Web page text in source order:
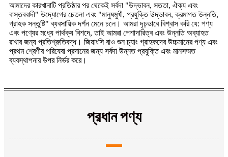
আমাদের কারখানাটি প্রতিষ্ঠার পর থেকেই সর্বদা "উদ্ভাবন, সততা, ঐক্য এবং
বাস্তববাদী" উদ্যোগের চেতনা এবং "মানুষমুখী, প্রযুক্তি উদ্ভাবন, ক্রমাগত উন্নতি,
গ্রাহক সন্তুষ্টি" ব্যবসায়িক দর্শন মেনে চলে। আমরা দৃঢ়ভাবে বিশ্বাস করি যে: পণ্য
এবং পণ্যের মধ্যে পার্থক্য বিশদে, তাই আমরা পেশাদারিত্ব এবং উন্নতি অব্যাহত
রাখার জন্য প্রতিশ্রুতিবদ্ধ। জিয়াংসি বাও শুন চ্যাং গ্রাহকদের উচ্চমানের পণ্য এবং
প্রথম শ্রেণীর পরিষেবা প্রদানের জন্য সর্বদা উন্নত প্রযুক্তি এবং মানসম্মত
ব্যবস্থাপনার উপর নির্ভর করে।
প্রধান পণ্য